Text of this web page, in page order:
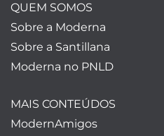
QUEM SOMOS
Sobre a Moderna
Sobre a Santillana
Moderna no PNLD
MAIS CONTEÚDOS
ModernAmigos